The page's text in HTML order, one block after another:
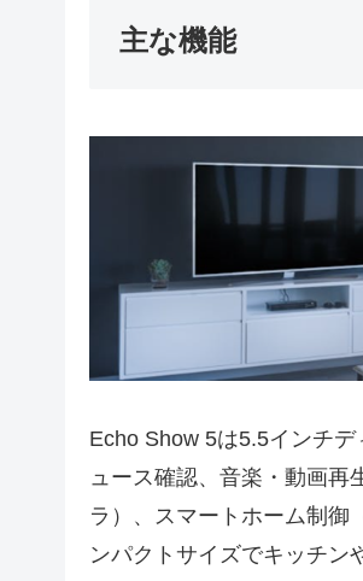
主な機能
Echo Show 5は5.5インチ
ュース確認、音楽・動画再
ラ）、スマートホーム制御
ンパクトサイズでキッチン